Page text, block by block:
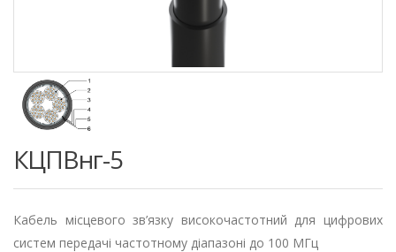
КЦПВнг-5
Кабель місцевого зв’язку високочастотний для цифрових
систем передачі частотному діапазоні до 100 МГц